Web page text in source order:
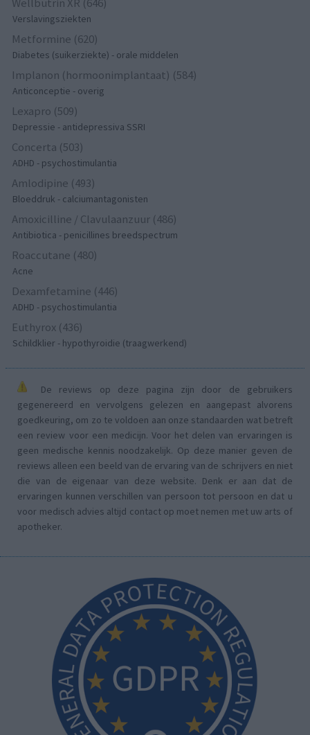
Verslavingsziekten
Metformine (620)
Diabetes (suikerziekte) - orale middelen
Implanon (hormoonimplantaat) (584)
Anticonceptie - overig
Lexapro (509)
Depressie - antidepressiva SSRI
Concerta (503)
ADHD - psychostimulantia
Amlodipine (493)
Bloeddruk - calciumantagonisten
Amoxicilline / Clavulaanzuur (486)
Antibiotica - penicillines breedspectrum
Roaccutane (480)
Acne
Dexamfetamine (446)
ADHD - psychostimulantia
Euthyrox (436)
Schildklier - hypothyroidie (traagwerkend)
De reviews op deze pagina zijn door de gebruikers
gegenereerd en vervolgens gelezen en aangepast alvorens
goedkeuring, om zo te voldoen aan onze standaarden wat betreft
een review voor een medicijn. Voor het delen van ervaringen is
geen medische kennis noodzakelijk. Op deze manier geven de
reviews alleen een beeld van de ervaring van de schrijvers en niet
die van de eigenaar van deze website. Denk er aan dat de
ervaringen kunnen verschillen van persoon tot persoon en dat u
voor medisch advies altijd contact op moet nemen met uw arts of
apotheker.